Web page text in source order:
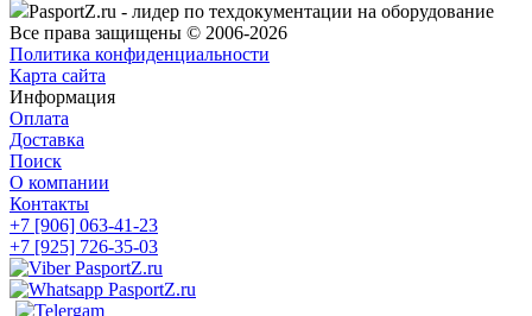
PasportZ.ru - лидер по техдокументации на оборудование
Все права защищены © 2006-2026
Политика конфиденциальности
Карта сайта
Информация
Оплата
Доставка
Поиск
О компании
Контакты
+7 [906] 063-41-23
+7 [925] 726-35-03